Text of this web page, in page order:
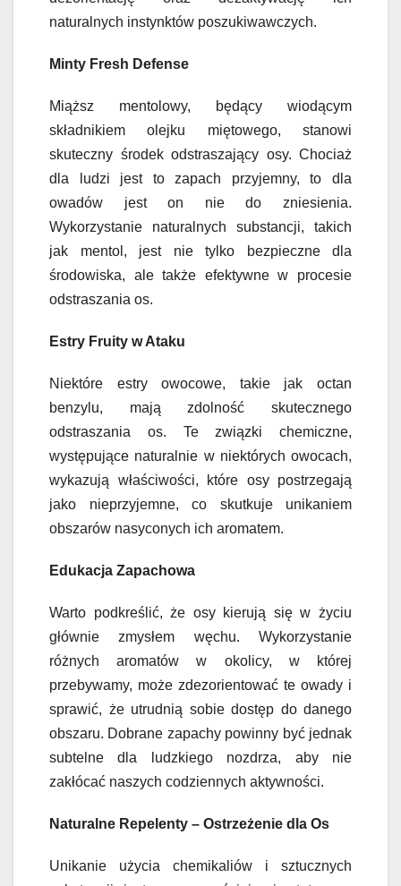
naturalnych instynktów poszukiwawczych.
Minty Fresh Defense
Miąższ mentolowy, będący wiodącym
składnikiem olejku miętowego, stanowi
skuteczny środek odstraszający osy. Chociaż
dla ludzi jest to zapach przyjemny, to dla
owadów jest on nie do zniesienia.
Wykorzystanie naturalnych substancji, takich
jak mentol, jest nie tylko bezpieczne dla
środowiska, ale także efektywne w procesie
odstraszania os.
Estry Fruity w Ataku
Niektóre estry owocowe, takie jak octan
benzylu, mają zdolność skutecznego
odstraszania os. Te związki chemiczne,
występujące naturalnie w niektórych owocach,
wykazują właściwości, które osy postrzegają
jako nieprzyjemne, co skutkuje unikaniem
obszarów nasyconych ich aromatem.
Edukacja Zapachowa
Warto podkreślić, że osy kierują się w życiu
głównie zmysłem węchu. Wykorzystanie
różnych aromatów w okolicy, w której
przebywamy, może zdezorientować te owady i
sprawić, że utrudnią sobie dostęp do danego
obszaru. Dobrane zapachy powinny być jednak
subtelne dla ludzkiego nozdrza, aby nie
zakłócać naszych codziennych aktywności.
Naturalne Repelenty – Ostrzeżenie dla Os
Unikanie użycia chemikaliów i sztucznych